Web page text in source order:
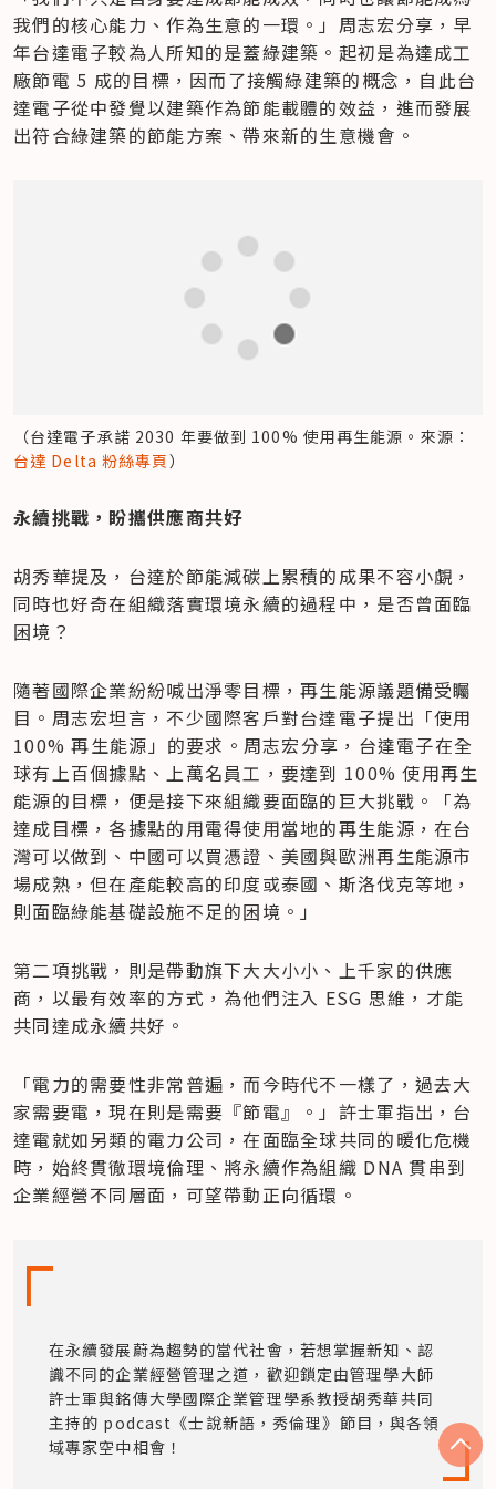
我們的核心能力、作為生意的一環。」周志宏分享，早
年台達電子較為人所知的是蓋綠建築。起初是為達成工
廠節電 5 成的目標，因而了接觸綠建築的概念，自此台
達電子從中發覺以建築作為節能載體的效益，進而發展
出符合綠建築的節能方案、帶來新的生意機會。
（台達電子承諾 2030 年要做到 100% 使用再生能源。來源：
台達 Delta 粉絲專頁）
永續挑戰，盼攜供應商共好
胡秀華提及，台達於節能減碳上累積的成果不容小覷，
同時也好奇在組織落實環境永續的過程中，是否曾面臨
困境？
隨著國際企業紛紛喊出淨零目標，再生能源議題備受矚
目。周志宏坦言，不少國際客戶對台達電子提出「使用
100% 再生能源」的要求。周志宏分享，台達電子在全
球有上百個據點、上萬名員工，要達到 100% 使用再生
能源的目標，便是接下來組織要面臨的巨大挑戰。「為
達成目標，各據點的用電得使用當地的再生能源，在台
灣可以做到、中國可以買憑證、美國與歐洲再生能源市
場成熟，但在產能較高的印度或泰國、斯洛伐克等地，
則面臨綠能基礎設施不足的困境。」
第二項挑戰，則是帶動旗下大大小小、上千家的供應
商，以最有效率的方式，為他們注入 ESG 思維，才能
共同達成永續共好。
「電力的需要性非常普遍，而今時代不一樣了，過去大
家需要電，現在則是需要『節電』。」許士軍指出，台
達電就如另類的電力公司，在面臨全球共同的暖化危機
時，始終貫徹環境倫理、將永續作為組織 DNA 貫串到
企業經營不同層面，可望帶動正向循環。
在永續發展蔚為趨勢的當代社會，若想掌握新知、認
識不同的企業經營管理之道，歡迎鎖定由管理學大師
許士軍與銘傳大學國際企業管理學系教授胡秀華共同
主持的 podcast《士說新語，秀倫理》節目，與各領
域專家空中相會！